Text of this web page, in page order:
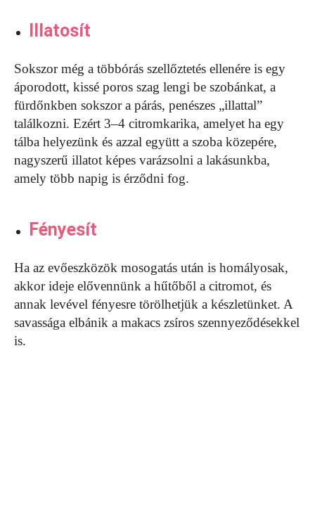
Illatosít
Sokszor még a többórás szellőztetés ellenére is egy
áporodott, kissé poros szag lengi be szobánkat, a
fürdőnkben sokszor a párás, penészes „illattal”
találkozni. Ezért 3–4 citromkarika, amelyet ha egy
tálba helyezünk és azzal együtt a szoba közepére,
nagyszerű illatot képes varázsolni a lakásunkba,
amely több napig is érződni fog.
Fényesít
Ha az evőeszközök mosogatás után is homályosak,
akkor ideje elővennünk a hűtőből a citromot, és
annak levével fényesre törölhetjük a készletünket. A
savassága elbánik a makacs zsíros szennyeződésekkel
is.